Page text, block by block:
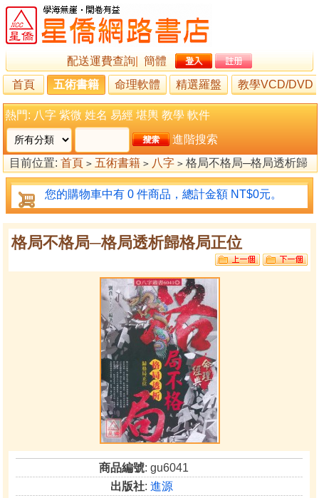
配送運費查詢
簡體
首頁
五術書籍 命理軟體 精選羅盤 教學VCD/DVD
熱門: 八字 紫微 姓名 易經 堪輿 教學 軟件
進階搜索
目前位置: 首頁 > 五術書籍 > 八字 > 格局不格局─格局透析歸
格局正位
您的購物車中有 0 件商品，總計金額 NT$0元。
格局不格局─格局透析歸格局正位
商品編號: gu6041
出版社:進源